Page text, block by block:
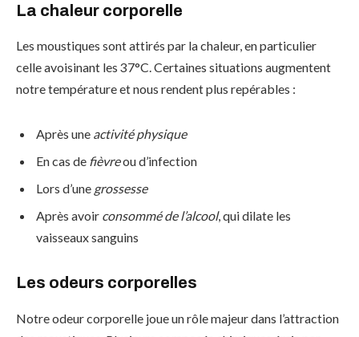
La chaleur corporelle
Les moustiques sont attirés par la chaleur, en particulier
celle avoisinant les 37°C. Certaines situations augmentent
notre température et nous rendent plus repérables :
Après une activité physique
En cas de fièvreou d’infection
Lors d’une grossesse
Après avoir consommé de l’alcool, qui dilate les
vaisseaux sanguins
Les odeurs corporelles
Notre odeur corporelle joue un rôle majeur dans l’attraction